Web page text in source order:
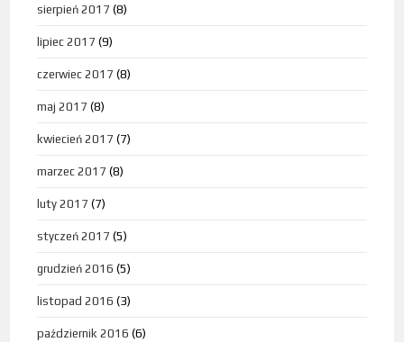
sierpień 2017 (8)
lipiec 2017 (9)
czerwiec 2017 (8)
maj 2017 (8)
kwiecień 2017 (7)
marzec 2017 (8)
luty 2017 (7)
styczeń 2017 (5)
grudzień 2016 (5)
listopad 2016 (3)
październik 2016 (6)